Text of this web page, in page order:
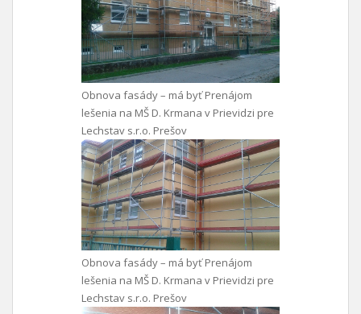
Obnova fasády – má byť Prenájom
lešenia na MŠ D. Krmana v Prievidzi pre
Lechstav s.r.o. Prešov
Obnova fasády – má byť Prenájom
lešenia na MŠ D. Krmana v Prievidzi pre
Lechstav s.r.o. Prešov